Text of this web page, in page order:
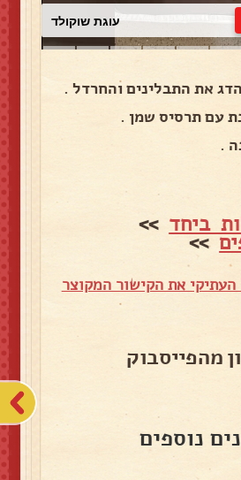
עוגת שוקולד
את התבלינים והחרדל .
עם תרסיס שמן .
.
ביחד >>
>>
את הקישור המקוצר
מהפייסבוק
נוספים